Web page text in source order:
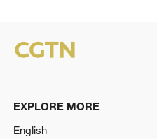
EXPLORE MORE
English